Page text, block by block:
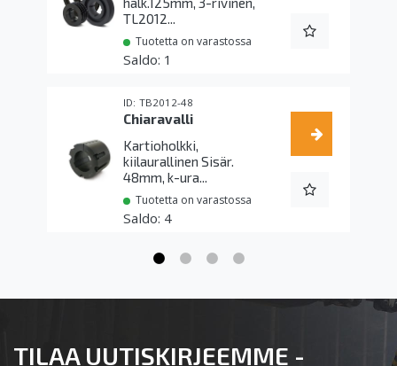
TL2012...
Tuotetta on varastossa
1
TB2012-48
Chiaravalli
Kartioholkki,
kiilaurallinen Sisär.
48mm, k-ura...
Tuotetta on varastossa
4
TILAA UUTISKIRJEEMME -